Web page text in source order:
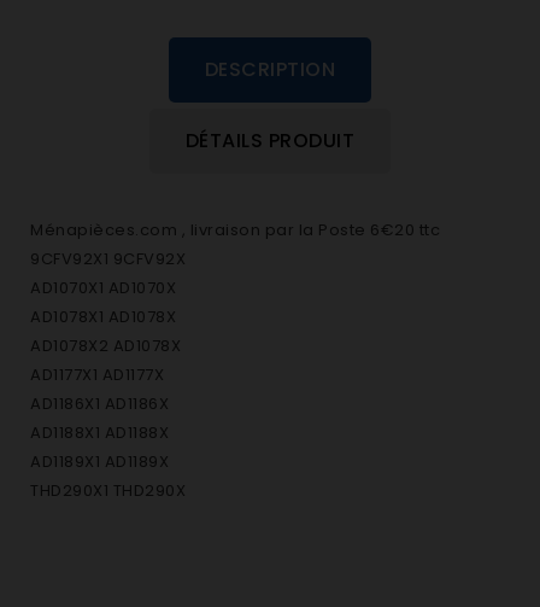
DESCRIPTION
DÉTAILS PRODUIT
Ménapièces.com , livraison par la Poste 6€20 ttc
9CFV92X1 9CFV92X
AD1070X1 AD1070X
AD1078X1 AD1078X
AD1078X2 AD1078X
AD1177X1 AD1177X
AD1186X1 AD1186X
AD1188X1 AD1188X
AD1189X1 AD1189X
THD290X1 THD290X